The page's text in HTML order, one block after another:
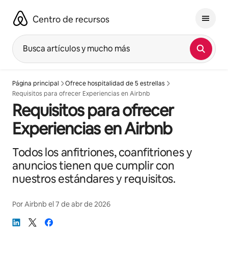
contenido Centro de recursos
Busca artículos y mucho más
Página principal
Ofrece hospitalidad de 5 estrellas
Requisitos para ofrecer Experiencias en Airbnb
Requisitos para ofrecer
Experiencias en Airbnb
Todos los anfitriones, coanfitriones y
anuncios tienen que cumplir con
nuestros estándares y requisitos.
PorAirbnb el7 de abr de 2026